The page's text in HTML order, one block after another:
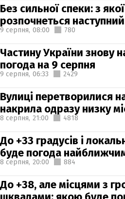
Без сильної спеки: з
розпочнеться
9 серпня, 08:00 780
Частину України знову
погода на 9 серпня
9 серпня, 06:33 2429
Вулиці перетворилися
накрила одразу низку
8 серпня, 21:00 4818
До +33 градусів і
буде погода
8 серпня, 20:00 884
До +38, але місцями з